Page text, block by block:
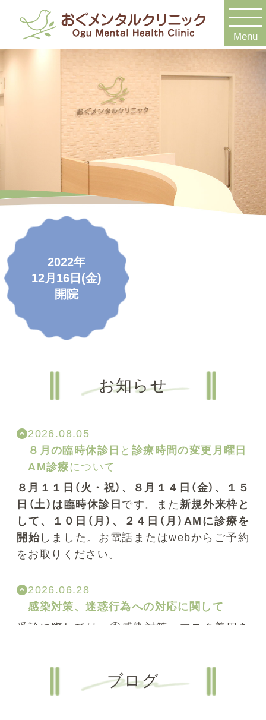
Menu
2022年
12月16日(金)
開院
お知らせ
2026.08.05
８月の臨時休診日 と 診療時間の変更月曜日
AM診療について
８月１１日（火・祝）、８月１４日（金）、１５
日（土）は臨時休診日 です。また 新規外来枠と
して、１０日（月）、２４日（月）AMに診療を
開始 しました。お電話またはwebからご予約
をお取りください。
2026.06.28
感染対策、迷惑行為への対応に関して
受診に際しては、 ①感染対策 ：マスク着用を
を感じさせる行為」「長時間の一方的な主張」
「誹謗中傷」などはお止めください。常識範囲
ブログ